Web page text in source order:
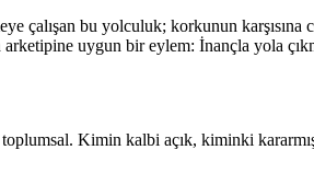
çalışan bu yolculuk; korkunun karşısına
arketipine uygun bir eylem: İnançla yola
Kimin kalbi açık, kiminki